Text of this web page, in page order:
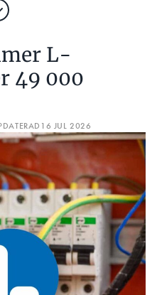
L-
49 000
16 JUL 2026